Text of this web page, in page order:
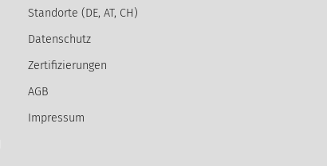
Standorte (DE, AT, CH)
Datenschutz
Zertifizierungen
AGB
Impressum